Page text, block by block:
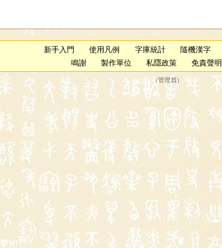
新手入門 使用凡例 字庫統計 隨機漢字
鳴謝
製作單位 私隱政策 免責聲明
（管理員 ）